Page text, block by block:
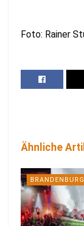
Foto: Rainer
Ähnliche
BRANDENBURG